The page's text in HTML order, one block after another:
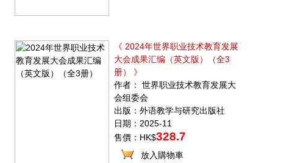
《 2024年世界职业技术教育发展
大会成果汇编（英文版）（全3
册） 》
作者： 世界职业技术教育发展大
会组委会
出版：外语教学与研究出版社
日期：2025-11
售價：HK$328.7
放入購物車